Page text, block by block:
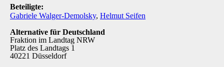
Beteiligte:
Gabriele Walger-Demolsky, Helmut Seifen
Alternative für Deutschland
Fraktion im Landtag NRW
Platz des Landtags 1
40221 Düsseldorf